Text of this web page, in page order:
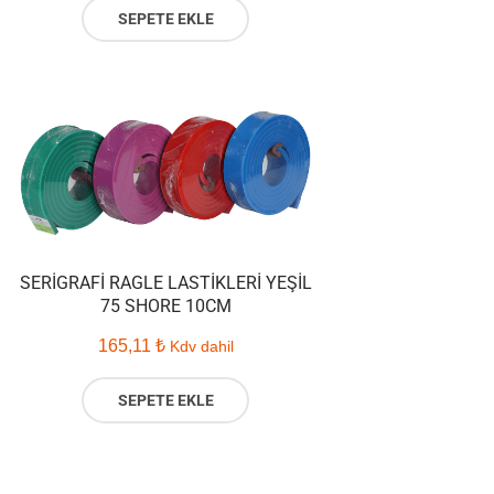
SEPETE EKLE
SERIGRAFI RAGLE LASTIKLERI YEŞIL
75 SHORE 10CM
165,11 ₺ Kdv dahil
SEPETE EKLE